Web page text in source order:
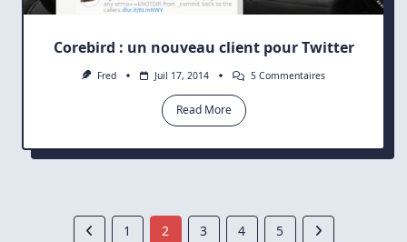
Corebird : un nouveau client pour Twitter
Fred Juil 17, 2014 5 CommentairesSur
Pour
Read More
1 2 3 4 5